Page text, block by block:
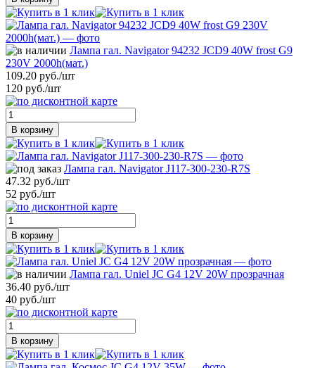
Лампа гал. Navigator 94232 JCD9 40W frost G9
230V 2000h(мат.)
109.20 руб./шт
120 руб./шт
В корзину
Лампа гал. Navigator J117-300-230-R7S
47.32 руб./шт
52 руб./шт
В корзину
Лампа гал. Uniel JC G4 12V 20W прозрачная
36.40 руб./шт
40 руб./шт
В корзину